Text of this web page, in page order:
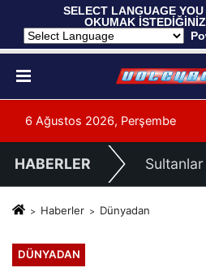
SELECT LANGUAGE
OKUMAK
6 Ağustos 2026, Perşembe
HABERLER
Haberler Dünyadan
DÜNYADAN